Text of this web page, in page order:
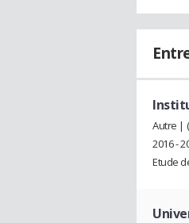
Autre |
2016 -
Etude